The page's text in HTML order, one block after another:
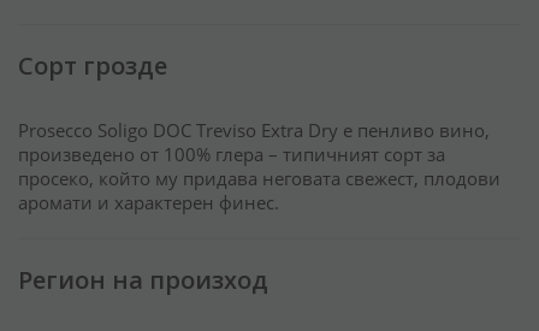
Сорт грозде
Prosecco Soligo DOC Treviso Extra Dry е пенливо вино,
произведено от 100% глера – типичният сорт за
просеко, който му придава неговата свежест, плодови
аромати и характерен финес.
Регион на произход